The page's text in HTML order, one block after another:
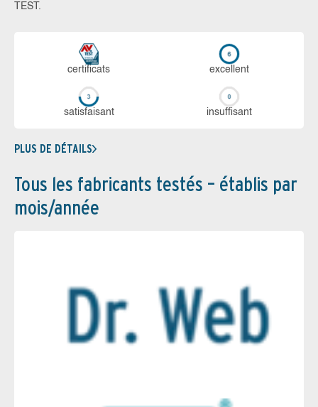
TEST.
certi­ficats ex­cellent
sa­tis­fai­sant in­suf­fi­sant
PLUS DE DÉTAILS
Tous les fabricants testés – établis par
mois/année